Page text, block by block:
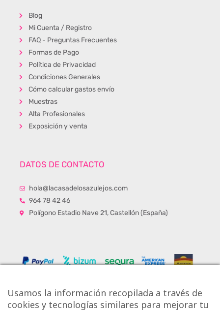
Blog
Mi Cuenta / Registro
FAQ - Preguntas Frecuentes
Formas de Pago
Política de Privacidad
Condiciones Generales
Cómo calcular gastos envío
Muestras
Alta Profesionales
Exposición y venta
DATOS DE CONTACTO
hola@lacasadelosazulejos.com
964 78 42 46
Polígono Estadio Nave 21, Castellón (España)
Usamos la información recopilada a través de
cookies y tecnologías similares para mejorar tu